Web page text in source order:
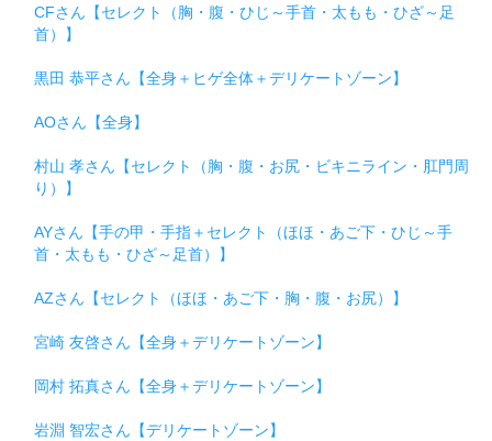
CFさん【セレクト（胸・腹・ひじ～手首・太もも・ひざ～足
首）】
黒田 恭平さん【全身＋ヒゲ全体＋デリケートゾーン】
AOさん【全身】
村山 孝さん【セレクト（胸・腹・お尻・ビキニライン・肛門周
り）】
AYさん【手の甲・手指＋セレクト（ほほ・あご下・ひじ～手
首・太もも・ひざ～足首）】
AZさん【セレクト（ほほ・あご下・胸・腹・お尻）】
宮崎 友啓さん【全身＋デリケートゾーン】
岡村 拓真さん【全身＋デリケートゾーン】
岩淵 智宏さん【デリケートゾーン】